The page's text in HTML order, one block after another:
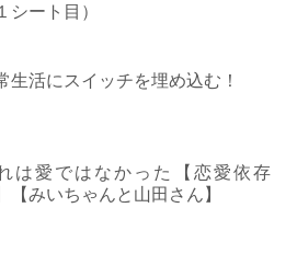
シート目）
生活にスイッチを埋め込む！
は愛ではなかった【恋愛依存
【みいちゃんと山田さん】